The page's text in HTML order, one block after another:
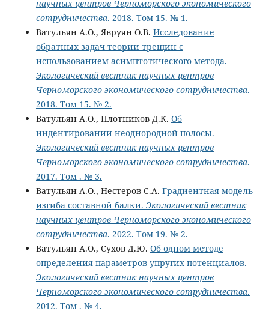
научных центров Черноморского экономического
сотрудничества. 2018. Том 15. № 1.
Ватульян А.О., Явруян О.В. Исследование
обратных задач теории трещин с
использованием асимптотического метода.
Экологический вестник научных центров
Черноморского экономического сотрудничества.
2018. Том 15. № 2.
Ватульян А.О., Плотников Д.К. Об
индентировании неоднородной полосы.
Экологический вестник научных центров
Черноморского экономического сотрудничества.
2017. Том . № 3.
Ватульян А.О., Нестеров С.А. Градиентная модель
изгиба составной балки. Экологический вестник
научных центров Черноморского экономического
сотрудничества. 2022. Том 19. № 2.
Ватульян А.О., Сухов Д.Ю. Об одном методе
определения параметров упругих потенциалов.
Экологический вестник научных центров
Черноморского экономического сотрудничества.
2012. Том . № 4.